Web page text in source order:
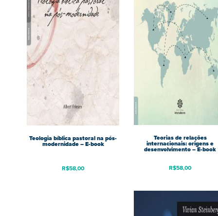
Teologia bíblica pastoral na pós-
modernidade – E-book
R$58,00
Teorias de relações
internacionais: origens e
desenvolvimento – E-book
R$58,00